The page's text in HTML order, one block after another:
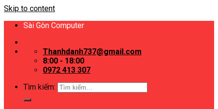
Skip to content
Sài Gòn Computer
Thanhdanh737@gmail.com
8:00 - 18:00
0972 413 307
Tìm kiếm: